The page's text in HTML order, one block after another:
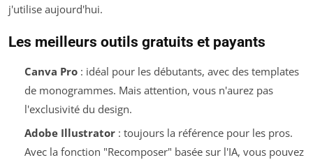
j'utilise aujourd'hui.
Les meilleurs outils gratuits et payants
Canva Pro: idéal pour les débutants, avec des templates
de monogrammes. Mais attention, vous n'aurez pas
l'exclusivité du design.
Adobe Illustrator: toujours la référence pour les pros.
Avec la fonction "Recomposer" basée sur l'IA, vous pouvez